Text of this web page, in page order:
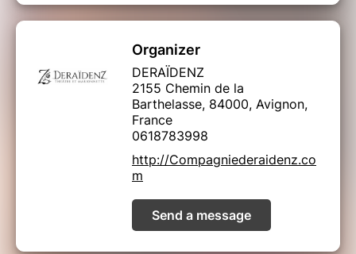
Organizer
DERAÏDENZ
2155 Chemin de la
Barthelasse, 84000, Avignon,
France
0618783998
http://Compagniederaidenz.co
m
Send a message